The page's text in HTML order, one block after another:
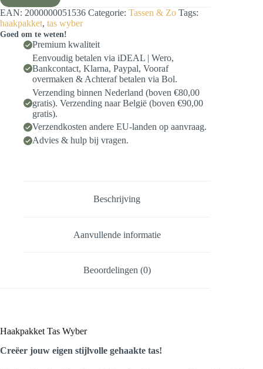
bonus
patroon
Col
aantal
EAN: 2000000051536 Categorie: Tassen & Zo Tags:
haakpakket, tas wyber
Goed om te weten!
Premium kwaliteit
Eenvoudig betalen via iDEAL | Wero,
Bankcontact, Klarna, Paypal, Vooraf
overmaken & Achteraf betalen via Bol.
Verzending binnen Nederland (boven €80,00
gratis). Verzending naar België (boven €90,00
gratis).
Verzendkosten andere EU-landen op aanvraag.
Advies & hulp bij vragen.
Beschrijving
Aanvullende informatie
Beoordelingen (0)
Haakpakket Tas Wyber
Creëer jouw eigen stijlvolle gehaakte tas!